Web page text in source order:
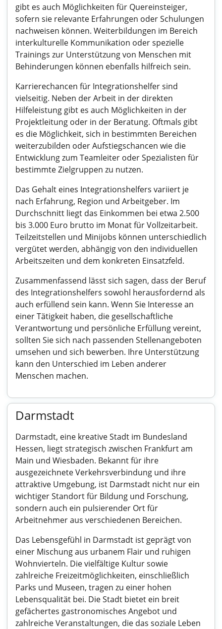
gibt es auch Möglichkeiten für Quereinsteiger,
sofern sie relevante Erfahrungen oder Schulungen
nachweisen können. Weiterbildungen im Bereich
interkulturelle Kommunikation oder spezielle
Trainings zur Unterstützung von Menschen mit
Behinderungen können ebenfalls hilfreich sein.
Karrierechancen für Integrationshelfer sind
vielseitig. Neben der Arbeit in der direkten
Hilfeleistung gibt es auch Möglichkeiten in der
Projektleitung oder in der Beratung. Oftmals gibt
es die Möglichkeit, sich in bestimmten Bereichen
weiterzubilden oder Aufstiegschancen wie die
Entwicklung zum Teamleiter oder Spezialisten für
bestimmte Zielgruppen zu nutzen.
Das Gehalt eines Integrationshelfers variiert je
nach Erfahrung, Region und Arbeitgeber. Im
Durchschnitt liegt das Einkommen bei etwa 2.500
bis 3.000 Euro brutto im Monat für Vollzeitarbeit.
Teilzeitstellen und Minijobs können unterschiedlich
vergütet werden, abhängig von den individuellen
Arbeitszeiten und dem konkreten Einsatzfeld.
Zusammenfassend lässt sich sagen, dass der Beruf
des Integrationshelfers sowohl herausfordernd als
auch erfüllend sein kann. Wenn Sie Interesse an
einer Tätigkeit haben, die gesellschaftliche
Verantwortung und persönliche Erfüllung vereint,
sollten Sie sich nach passenden Stellenangeboten
umsehen und sich bewerben. Ihre Unterstützung
kann den Unterschied im Leben anderer
Menschen machen.
Darmstadt
Darmstadt, eine kreative Stadt im Bundesland
Hessen, liegt strategisch zwischen Frankfurt am
Main und Wiesbaden. Bekannt für ihre
ausgezeichnete Verkehrsverbindung und ihre
attraktive Umgebung, ist Darmstadt nicht nur ein
wichtiger Standort für Bildung und Forschung,
sondern auch ein pulsierender Ort für
Arbeitnehmer aus verschiedenen Bereichen.
Das Lebensgefühl in Darmstadt ist geprägt von
einer Mischung aus urbanem Flair und ruhigen
Wohnvierteln. Die vielfältige Kultur sowie
zahlreiche Freizeitmöglichkeiten, einschließlich
Parks und Museen, tragen zu einer hohen
Lebensqualität bei. Die Stadt bietet ein breit
gefächertes gastronomisches Angebot und
zahlreiche Veranstaltungen, die das soziale Leben